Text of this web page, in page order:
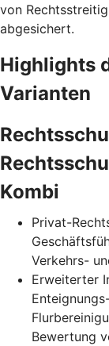
von
abgesichert.
Highlights
Varianten
Kombi
Privat-
Verkehrs-
Erweiterter
Bewertung